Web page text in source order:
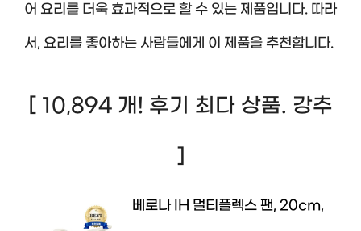
어 요리를 더욱 효과적으로 할 수 있는 제품입니다. 따라
서, 요리를 좋아하는 사람들에게 이 제품을 추천합니다.
[ 10,894 개! 후기 최다 상품. 강추
]
베로나 IH 멀티플렉스 팬, 20cm,